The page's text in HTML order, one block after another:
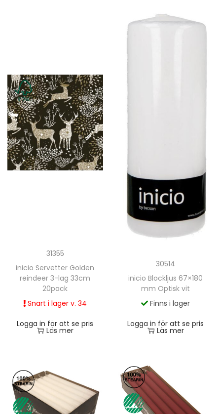
31355
inicio Servetter Golden
reindeer 3-lag 33cm
20pack
Snart i lager v. 34
Logga in för att se pris
Läs mer
30514
inicio Blockljus 67×180
mm Optisk vit
Finns i lager
Logga in för att se pris
Läs mer